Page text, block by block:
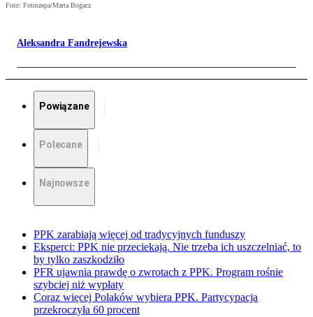
Foto: Fotorzepa/Marta Bogacz
Aleksandra Fandrejewska
Powiązane
Polecane
Najnowsze
PPK zarabiają więcej od tradycyjnych funduszy
Eksperci: PPK nie przeciekają. Nie trzeba ich uszczelniać, to
by tylko zaszkodziło
PFR ujawnia prawdę o zwrotach z PPK. Program rośnie
szybciej niż wypłaty
Coraz więcej Polaków wybiera PPK. Partycypacja
przekroczyła 60 procent